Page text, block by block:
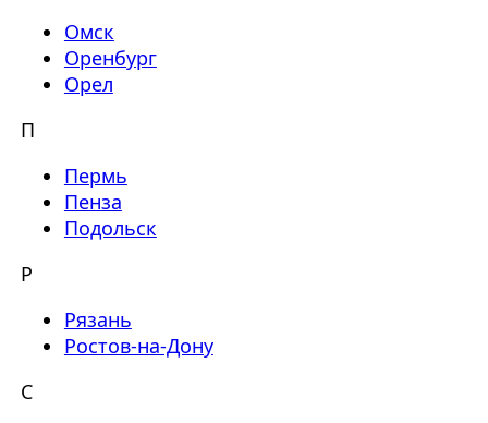
Омск
Оренбург
Орел
П
Пермь
Пенза
Подольск
Р
Рязань
Ростов-на-Дону
С